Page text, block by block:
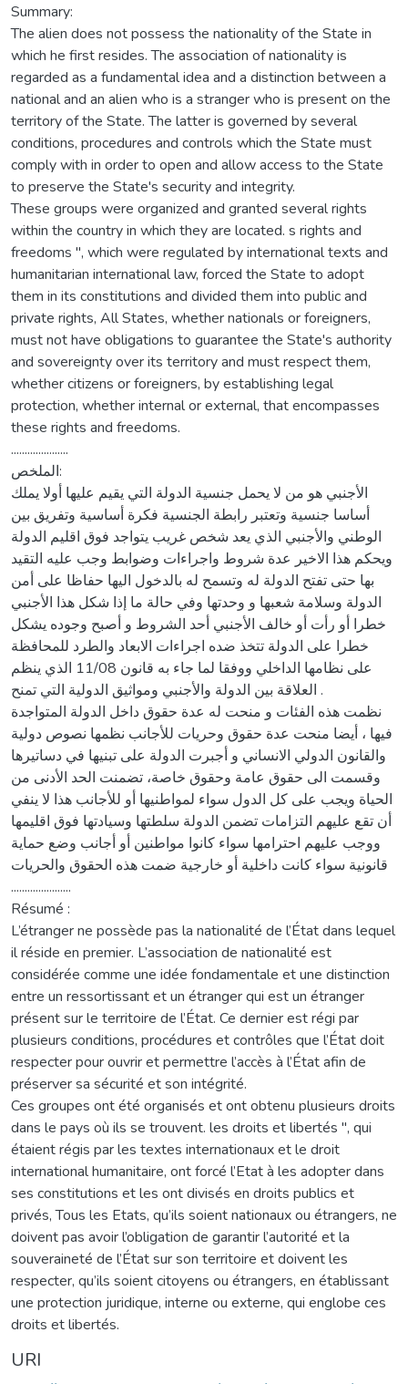
Summary:
The alien does not possess the nationality of the State in
which he first resides. The association of nationality is
regarded as a fundamental idea and a distinction between a
national and an alien who is a stranger who is present on the
territory of the State. The latter is governed by several
conditions, procedures and controls which the State must
comply with in order to open and allow access to the State
to preserve the State's security and integrity.
These groups were organized and granted several rights
within the country in which they are located. s rights and
freedoms ", which were regulated by international texts and
humanitarian international law, forced the State to adopt
them in its constitutions and divided them into public and
private rights, All States, whether nationals or foreigners,
must not have obligations to guarantee the State's authority
and sovereignty over its territory and must respect them,
whether citizens or foreigners, by establishing legal
protection, whether internal or external, that encompasses
these rights and freedoms.
.....................
الملخص:
الأجنبي هو من لا يحمل جنسية الدولة التي يقيم عليها أولا يملك
أساسا جنسية وتعتبر رابطة الجنسية فكرة أساسية وتفريق بين
الوطني والأجنبي الذي يعد شخص غريب يتواجد فوق اقليم الدولة
ويحكم هذا الاخير عدة شروط واجراءات وضوابط وجب عليه التقيد
بها حتى تفتح الدولة له وتسمح له بالدخول اليها حفاظا على أمن
الدولة وسلامة شعبها و وحدتها وفي حالة ما إذا شكل هذا الأجنبي
خطرا أو رأت أو خالف الأجنبي أحد الشروط و أصبح وجوده يشكل
خطرا على الدولة تتخذ ضده اجراءات الابعاد والطرد للمحافظة
على نظامها الداخلي ووفقا لما جاء به قانون 11/08 الذي ينظم
العلاقة بين الدولة والأجنبي ومواثيق الدولية التي تمنح .
نظمت هذه الفئات و منحت له عدة حقوق داخل الدولة المتواجدة
فيها ، أيضا منحت عدة حقوق وحريات للأجانب نظمها نصوص دولية
والقانون الدولي الانساني و أجبرت الدولة على تبنيها في دساتيرها
وقسمت الى حقوق عامة وحقوق خاصة، تضمنت الحد الأدنى من
الحياة ويجب على كل الدول سواء لمواطنيها أو للأجانب هذا لا ينفي
أن تقع عليهم التزامات تضمن الدولة سلطتها وسيادتها فوق اقليمها
ووجب عليهم احترامها سواء كانوا مواطنين أو أجانب وضع حماية
قانونية سواء كانت داخلية أو خارجية ضمت هذه الحقوق والحريات
......................
Résumé :
L’étranger ne possède pas la nationalité de l’État dans lequel
il réside en premier. L’association de nationalité est
considérée comme une idée fondamentale et une distinction
entre un ressortissant et un étranger qui est un étranger
présent sur le territoire de l’État. Ce dernier est régi par
plusieurs conditions, procédures et contrôles que l’État doit
respecter pour ouvrir et permettre l’accès à l’État afin de
préserver sa sécurité et son intégrité.
Ces groupes ont été organisés et ont obtenu plusieurs droits
dans le pays où ils se trouvent. les droits et libertés ", qui
étaient régis par les textes internationaux et le droit
international humanitaire, ont forcé l’Etat à les adopter dans
ses constitutions et les ont divisés en droits publics et
privés, Tous les Etats, qu’ils soient nationaux ou étrangers, ne
doivent pas avoir l’obligation de garantir l’autorité et la
souveraineté de l’État sur son territoire et doivent les
respecter, qu’ils soient citoyens ou étrangers, en établissant
une protection juridique, interne ou externe, qui englobe ces
droits et libertés.
URI